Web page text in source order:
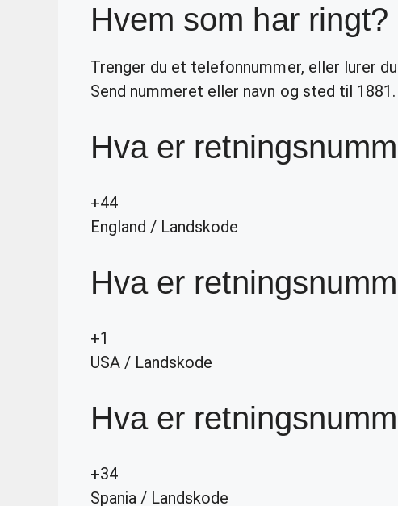
Hvem som har ringt?
Trenger du et telefonnummer, eller lurer
Send nummeret eller navn og sted til 1881.
Hva er
+44
England / Landskode
Hva er
+1
USA / Landskode
Hva er
+34
Spania / Landskode